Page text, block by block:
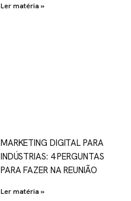
Ler matéria »
MARKETING DIGITAL PARA
INDÚSTRIAS: 4 PERGUNTAS
PARA FAZER NA REUNIÃO
Ler matéria »